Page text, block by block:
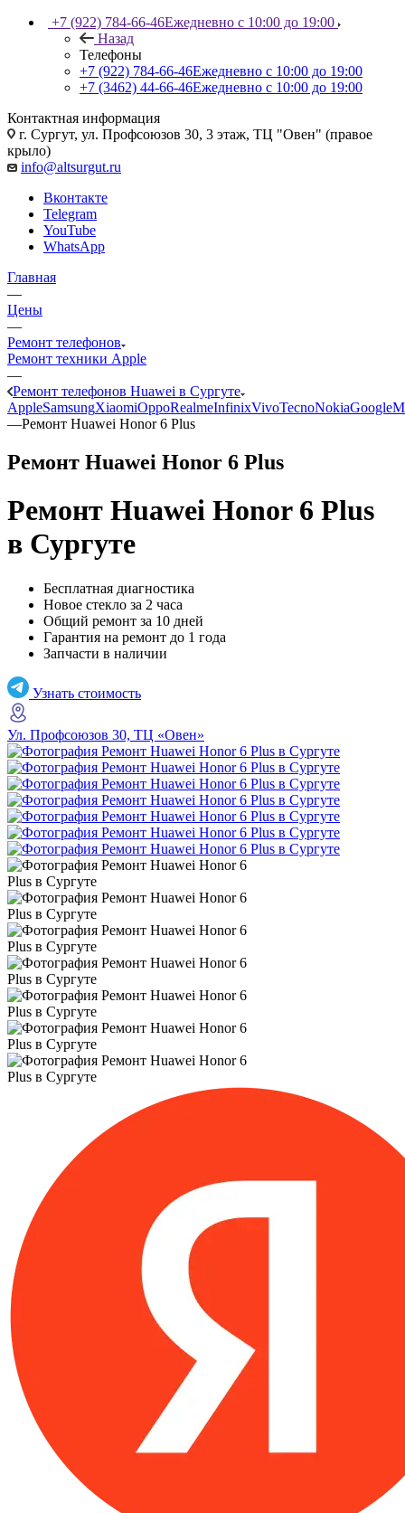
+7 (922) 784-66-46Ежедневно с 10:00 до 19:00
Назад
Телефоны
+7 (922) 784-66-46Ежедневно с 10:00 до 19:00
+7 (3462) 44-66-46Ежедневно с 10:00 до 19:00
Контактная информация
г. Сургут, ул. Профсоюзов 30, 3 этаж, ТЦ "Овен" (правое
крыло)
info@altsurgut.ru
Вконтакте
Telegram
YouTube
WhatsApp
Главная
—
Цены
—
Ремонт телефонов
Ремонт техники Apple
—
Ремонт телефонов Huawei в Сургуте
AppleSamsungXiaomiOppoRealmeInfinixVivoTecnoNokiaGoogle
—Ремонт Huawei Honor 6 Plus
Ремонт Huawei Honor 6 Plus
Ремонт Huawei Honor 6 Plus
в Сургуте
Бесплатная диагностика
Новое стекло за 2 часа
Общий ремонт за 10 дней
Гарантия на ремонт до 1 года
Запчасти в наличии
Узнать стоимость
Ул. Профсоюзов 30, ТЦ «Овен»